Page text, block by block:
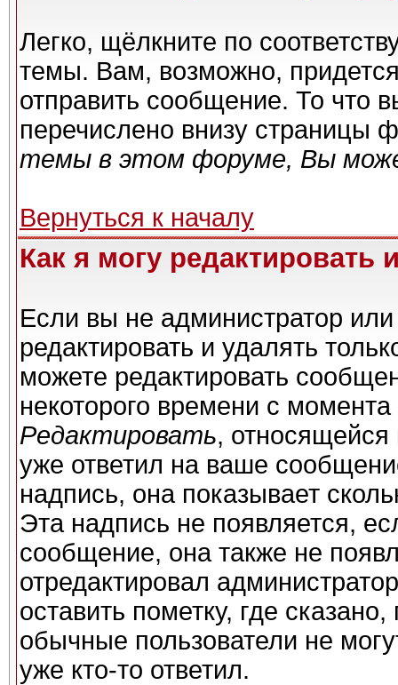
Легко, щёлкните по
темы. Вам, возможно,
отправить сообщение. То что
перечислено внизу страницы
темы в этом форуме, Вы
Вернуться к началу
Как я могу
Если вы не администратор
редактировать и удалять
можете редактировать
некоторого времени с
Редактировать,
уже ответил на ваше
надпись, она показывает
Эта надпись не появляется,
сообщение, она также не
отредактировал
оставить пометку, где
обычные пользователи не
уже кто-то ответил.